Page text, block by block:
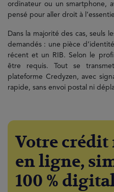
ordinateur ou un smartphone,
pensé pour aller droit à
Dans la majorité des cas, seuls
demandés : une pièce
récent et un RIB. Selon le
être requis. Tout se
plateforme Credyzen, avec
rapide, sans envoi postal ni
Votre crédit
en ligne,
100 %